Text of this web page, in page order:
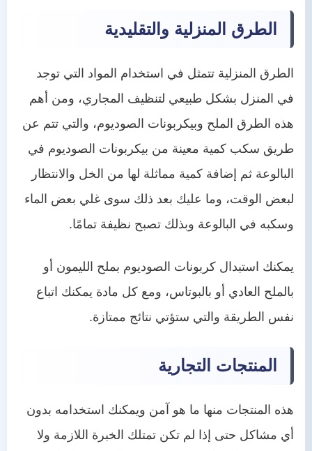
الطرق المنزلية والتقليدية
الطرق المنزلية تتمثل في استخدام المواد التي توجد
في المنزل بشكل طبيعي لتنظيف المجاري، ومن أهم
هذه الطرق الملح وبيكربونات الصوديوم، والتي تتم عن
طريق سكب كمية معينة من بيكربونات الصوديوم في
البالوعة ثم إضافة كمية مماثلة لها من الخل والانتظار
لبعض الوقت، وما عليك بعد ذلك سوى غلي بعض الماء
وسكبه في البالوعة وبذلك تصبح نظيفة تمامًا.
يمكنك استبدال كربونات الصوديوم بملح الليمون أو
بالملح العادي أو بالبوتاس، ومع كل مادة يمكنك اتباع
نفس الطريقة والتي ستؤتي نتائج ممتازة.
المنتجات التجارية
هذه المنتجات منها ما هو آمن ويمكنك استخدامه بدون
أي مشاكل حتى إذا لم تكن تمتلك الخبرة اللازمة ولا